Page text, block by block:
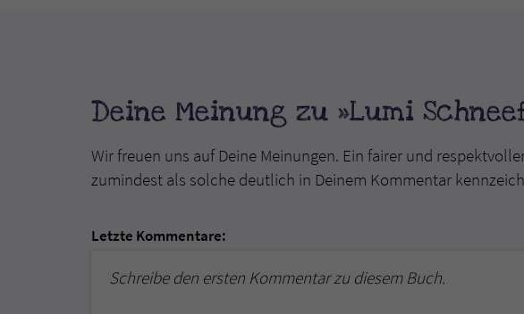
Deine Meinung zu »Lumi
Wir freuen uns auf Deine Meinungen. Ein fairer und
zumindest als solche deutlich in Deinem Kommentar
Letzte Kommentare:
Schreibe den ersten Kommentar zu diesem Buch.